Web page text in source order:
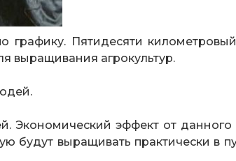
графику. Пятидесяти
выращивания агрокультур.
Экономический эффект от данного
будут выращивать практически в